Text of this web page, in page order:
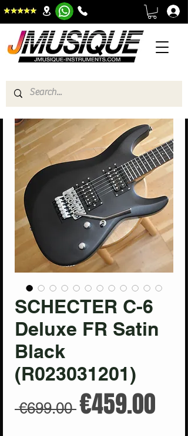
SCHECTER C-6
Deluxe FR Satin
Black
(R023031201)
€699.00 Regular
€459.00